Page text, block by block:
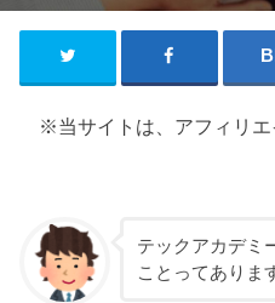
※当サイトは、アフィリ
テックアカデミ
ことってありま